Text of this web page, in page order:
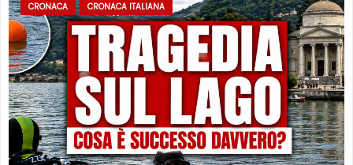
CRONACA CRONACA ITALIANA